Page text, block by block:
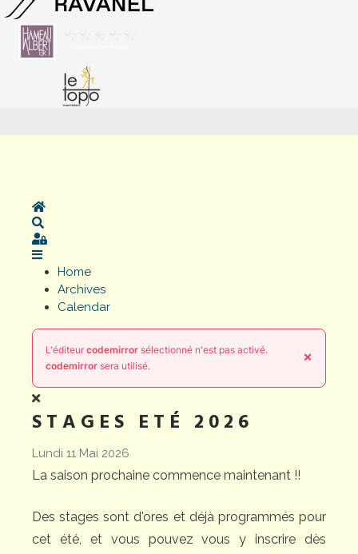
Home
Sign In
Home
Archives
Calendar
L'éditeur codemirror sélectionné n'est pas activé.
codemirror sera utilisé.
×
STAGES ETÉ 2026
Lundi 11 Mai 2026
La saison prochaine commence maintenant !!
Des stages sont d'ores et déjà programmés pour
cet été, et vous pouvez vous y inscrire dès